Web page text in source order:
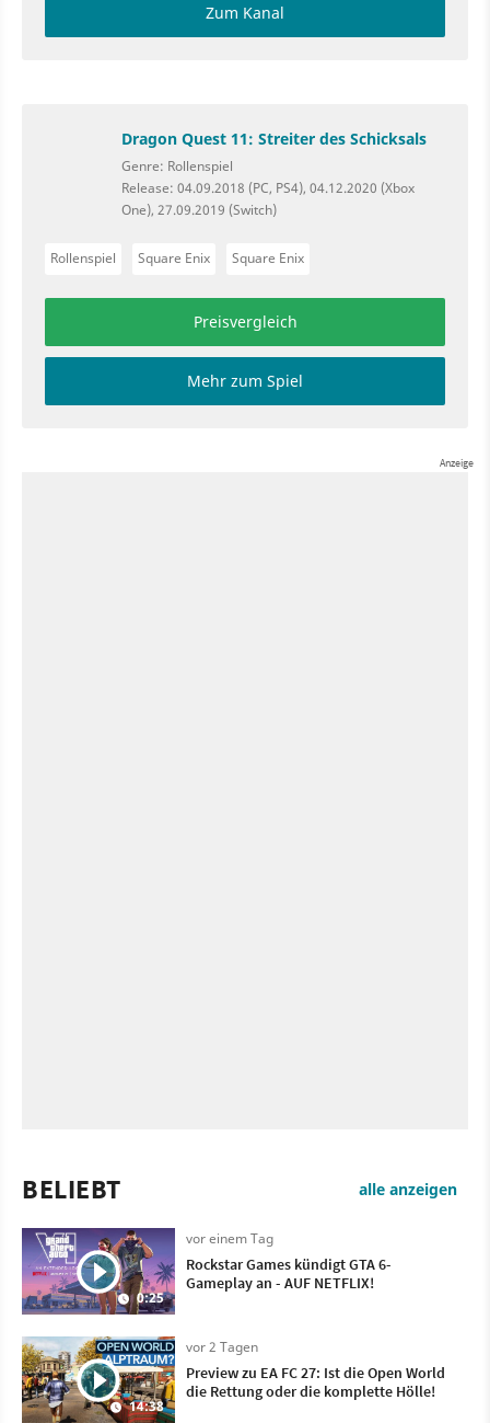
Zum Kanal
Dragon Quest 11: Streiter des Schicksals
Genre: Rollenspiel
Release: 04.09.2018 (PC, PS4), 04.12.2020 (Xbox
One), 27.09.2019 (Switch)
Rollenspiel Square Enix Square Enix
Preisvergleich
Mehr zum Spiel
BELIEBT alle anzeigen
0:25
vor einem Tag
Rockstar Games kündigt GTA 6-
Gameplay an - AUF NETFLIX!
14:38
vor 2 Tagen
Preview zu EA FC 27: Ist die Open World
die Rettung oder die komplette Hölle!